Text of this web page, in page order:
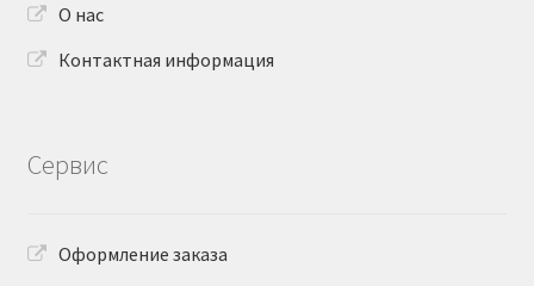
О нас
Контактная информация
Сервис
Оформление заказа